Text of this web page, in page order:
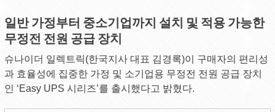
일반 가정부터 중소기업까지 설치 및 적용 가능한
무정전 전원 공급 장치
슈나이더 일렉트릭(한국지사 대표 김경록)이 구매자의 편리성
과 효율성에 집중한 가정 및 소기업용 무정전 전원 공급 장치
인 ‘Easy UPS 시리즈’를 출시했다고 밝혔다.